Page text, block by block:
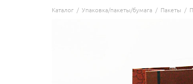
Каталог / Упаковка/пакеты/бумага / Пакеты /